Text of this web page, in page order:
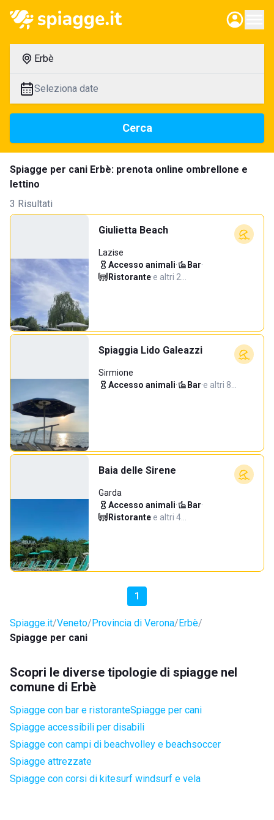
Erbè
Seleziona date
Cerca
Spiagge per cani Erbè: prenota online ombrellone e
lettino
3 Risultati
Giulietta Beach
Lazise
Accesso animali· Bar·
Ristorante·e altri 2…
Spiaggia Lido Galeazzi
Sirmione
Accesso animali· Bar·e altri 8…
Baia delle Sirene
Garda
Accesso animali· Bar·
Ristorante·e altri 4…
1
Spiagge.it Veneto Provincia di Verona Erbè
Spiagge per cani
Scopri le diverse tipologie di spiagge nel
comune di Erbè
Spiagge con bar e ristoranteSpiagge per cani
Spiagge accessibili per disabili
Spiagge con campi di beachvolley e beachsoccer
Spiagge attrezzate
Spiagge con corsi di kitesurf windsurf e vela